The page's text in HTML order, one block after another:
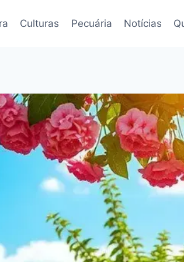
Culturas Pecuária Notícias